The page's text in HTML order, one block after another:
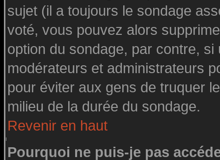
sujet (il a toujours le sondage
voté, vous pouvez alors
option du sondage, par contre,
modérateurs et administrateurs
pour éviter aux gens de truquer
milieu de la durée du sondage.
Revenir en haut
Pourquoi ne puis-je pas